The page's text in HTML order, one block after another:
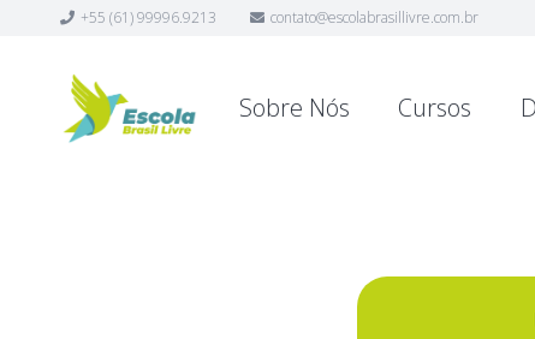
+55 (61) 99996.9213 contato@escolabrasillivre.com.br
Sobre Nós Cursos